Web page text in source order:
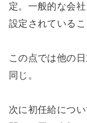
定。一般的な会
設定されているこ
この点では他の
同じ。
次に初任給につ